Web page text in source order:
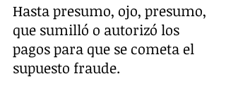
Hasta presumo, ojo, presumo,
que sumilló o autorizó los
pagos para que se cometa el
supuesto fraude.